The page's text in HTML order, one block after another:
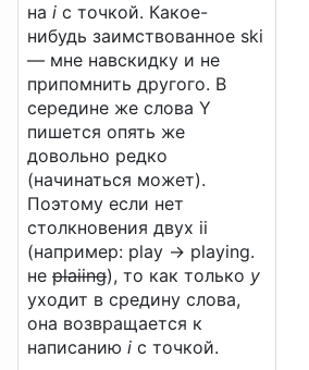
на i c точкой. Какое-
нибудь заимствованное ski
— мне навскидку и не
припомнить другого. В
середине же слова Y
пишется опять же
довольно редко
(начинаться может).
Поэтому если нет
столкновения двух ii
(например: play → playing.
не plaiing), то как только y
уходит в средину слова,
она возвращается к
написанию i с точкой.